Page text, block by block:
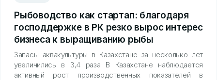
Рыбоводство как стартап: благодаря
господдержке в РК резко вырос интерес
бизнеса к выращиванию рыбы
Запасы аквакультуры в Казахстане за несколько лет
увеличились в 3,4 раза В Казахстане наблюдается
активный рост производственных показателей в